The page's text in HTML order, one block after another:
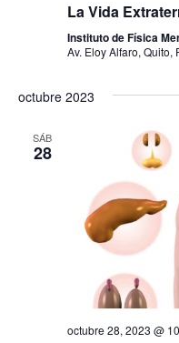
La Vida
Instituto de Física
Av. Eloy Alfaro, Quito,
octubre 2023
SÁB
28
octubre 28, 2023 @